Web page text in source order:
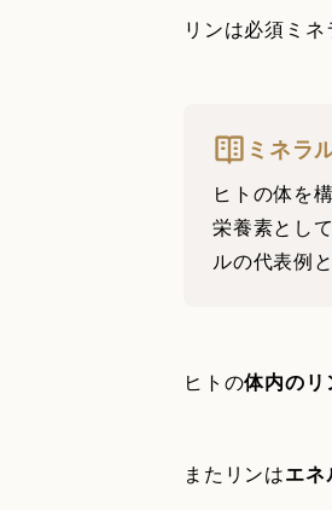
リンは必須ミ
ミネラ
ヒトの体を
栄養素とし
ルの代表例
ヒトの体内のリ
またリンはエネ